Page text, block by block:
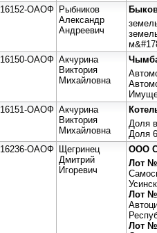
16152-ОАОФ Рыбников
Александр
Андреевич
16150-ОАОФ Акчурина
Виктория
Михайловна
16151-ОАОФ Акчурина
Виктория
Михайловна
Доля
Доля
16236-ОАОФ Щегринец
Дмитрий
Игоревич
ООО
Лот
Лот
Лот